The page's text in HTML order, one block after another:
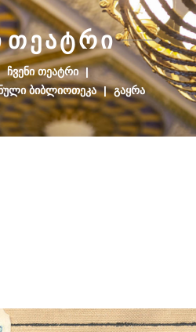
ᲗᲔᲐᲢᲠᲘ
ᲩᲕᲔᲜᲘ ᲗᲔᲐᲢᲠᲘ |
ᲑᲘᲑᲚᲘᲝᲗᲔᲙᲐ | ᲒᲐᲧᲠᲐ